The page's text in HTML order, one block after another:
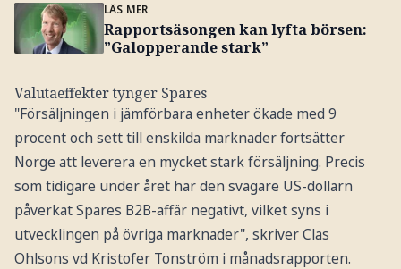
LÄS MER
Rapportsäsongen kan lyfta börsen:
”Galopperande stark”
Valutaeffekter tynger Spares
"Försäljningen i jämförbara enheter ökade med 9
procent och sett till enskilda marknader fortsätter
Norge att leverera en mycket stark försäljning. Precis
som tidigare under året har den svagare US-dollarn
påverkat Spares B2B-affär negativt, vilket syns i
utvecklingen på övriga marknader", skriver Clas
Ohlsons vd Kristofer Tonström i månadsrapporten.